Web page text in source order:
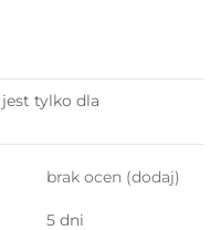
tylko dla
brak ocen (dodaj)
5 dni